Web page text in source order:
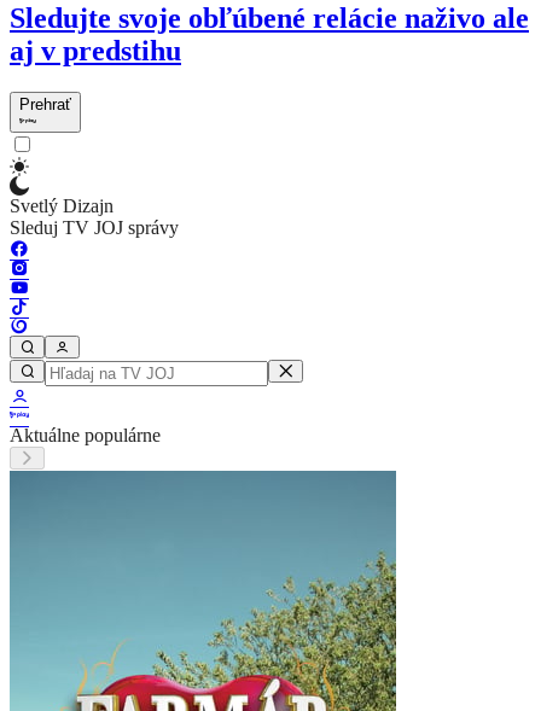
Sledujte svoje obľúbené relácie naživo ale
aj v predstihu
Prehrať
Svetlý Dizajn
Sleduj TV JOJ správy
Aktuálne populárne